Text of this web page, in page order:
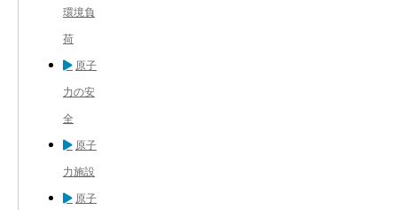
環境負
荷
原子
力の安
全
原子
力施設
原子